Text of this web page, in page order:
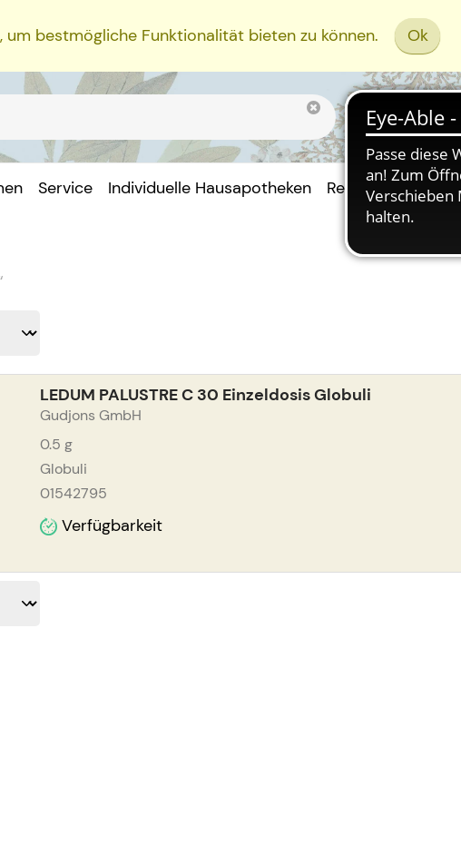
um bestmögliche Funktionalität bieten zu können. Ok
Service Individuelle Hausapotheken Rezept Einreichen
LEDUM PALUSTRE C 30 Einzeldosis Globuli
Gudjons GmbH
0.5 g
Globuli
01542795
Verfügbarkeit